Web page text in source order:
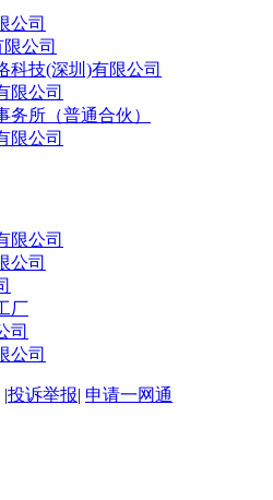
公司
公司
科技(深圳)有限公司
限公司
所（普通合伙）
限公司
限公司
公司
厂
司
公司
|投诉举报| 申请一网通